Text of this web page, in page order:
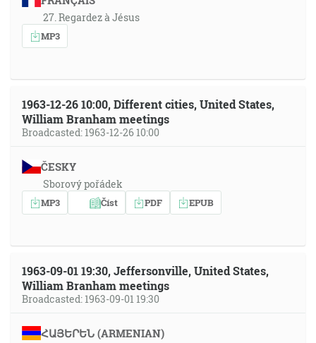
27. Regardez à Jésus
MP3
1963-12-26 10:00, Different cities, United States,
William Branham meetings
Broadcasted: 1963-12-26 10:00
ČESKY
Sborový pořádek
MP3 Číst PDF EPUB
1963-09-01 19:30, Jeffersonville, United States,
William Branham meetings
Broadcasted: 1963-09-01 19:30
ՀԱՅԵՐԵՆ (ARMENIAN)